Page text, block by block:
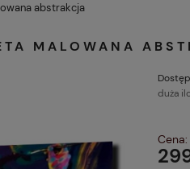
abstrakcja
MALOWANA
duża
Cena: